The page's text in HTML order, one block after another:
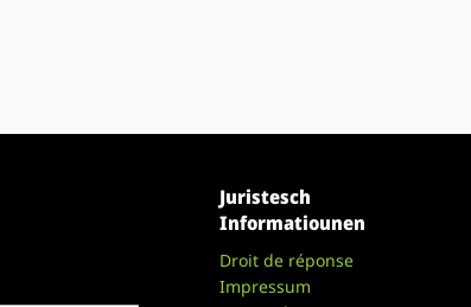
Juristesch
Informatiounen
Droit de réponse
Impressum